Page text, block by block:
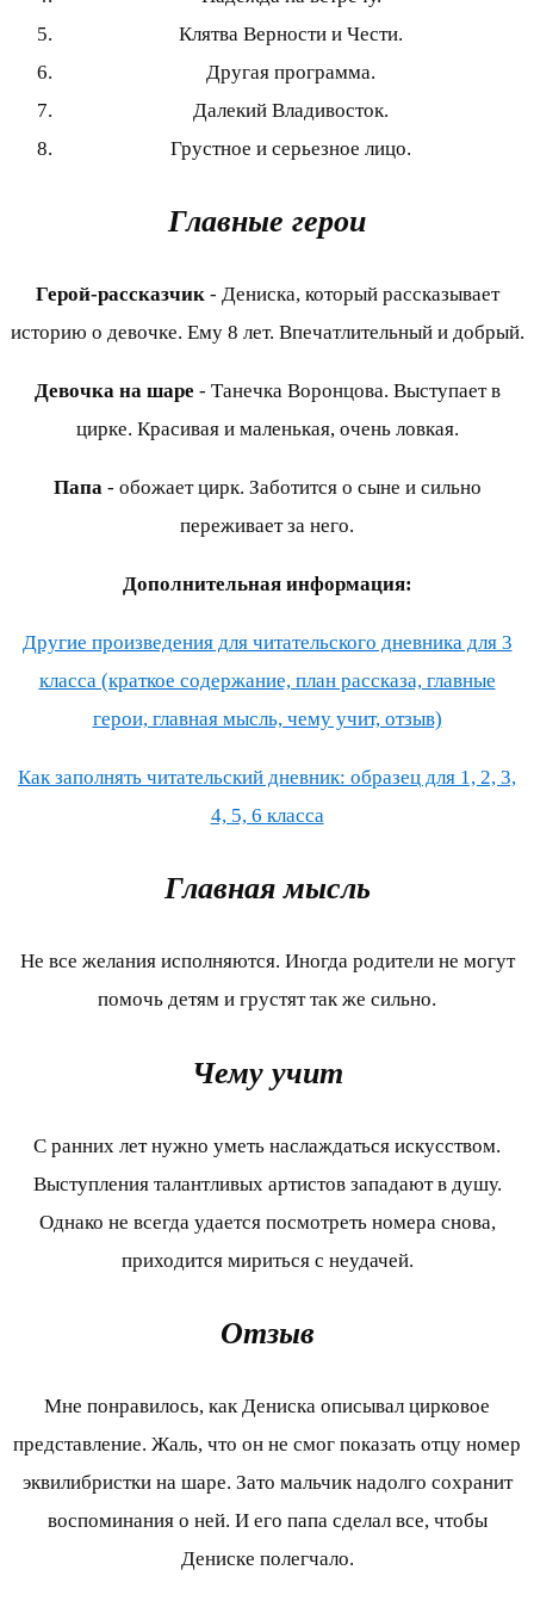
Клятва Верности и Чести.
Другая программа.
Далекий Владивосток.
Грустное и серьезное лицо.
Главные герои
Герой-рассказчик- Дениска, который рассказывает
историю о девочке. Ему 8 лет. Впечатлительный и добрый.
Девочка на шаре - Танечка Воронцова. Выступает в
цирке. Красивая и маленькая, очень ловкая.
Папа- обожает цирк. Заботится о сыне и сильно
переживает за него.
Дополнительная информация:
Другие произведения для читательского дневника для 3
класса (краткое содержание, план рассказа, главные
герои, главная мысль, чему учит, отзыв)
Как заполнять читательский дневник: образец для 1, 2, 3,
4, 5, 6 класса
Главная мысль
Не все желания исполняются. Иногда родители не могут
помочь детям и грустят так же сильно.
Чему учит
С ранних лет нужно уметь наслаждаться искусством.
Выступления талантливых артистов западают в душу.
Однако не всегда удается посмотреть номера снова,
приходится мириться с неудачей.
Отзыв
Мне понравилось, как Дениска описывал цирковое
представление. Жаль, что он не смог показать отцу номер
эквилибристки на шаре. Зато мальчик надолго сохранит
воспоминания о ней. И его папа сделал все, чтобы
Дениске полегчало.